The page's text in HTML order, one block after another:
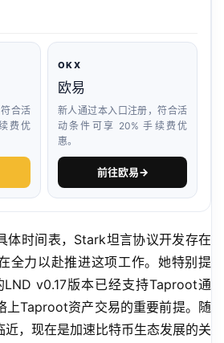
合活
费优
OKX
欧易
新人通过本入口注册，符合活
动条件可享 20% 手续费优
惠。
前往欧易→
体时间表，Stark坦言协议开发存在
全力以赴推进这项工作。她特别提
LND v0.17版本已经支持Taproot通
上Taproot资产交易的重要前提。随
，现在是加速比特币生态发展的关